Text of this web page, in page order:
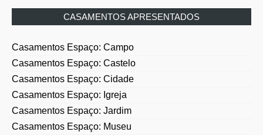
CASAMENTOS APRESENTADOS
Casamentos Espaço: Campo
Casamentos Espaço: Castelo
Casamentos Espaço: Cidade
Casamentos Espaço: Igreja
Casamentos Espaço: Jardim
Casamentos Espaço: Museu